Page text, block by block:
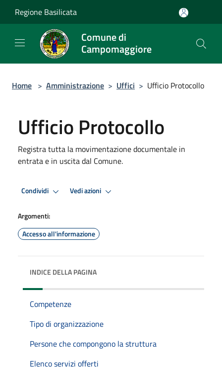
Regione Basilicata
Comune di
Campomaggiore
Home > Amministrazione > Uffici > Ufficio Protocollo
Ufficio Protocollo
Registra tutta la movimentazione documentale in
entrata e in uscita dal Comune.
Condividi Vedi azioni
Argomenti:
Accesso all'informazione
INDICE DELLA PAGINA
Competenze
Tipo di organizzazione
Persone che compongono la struttura
Elenco servizi offerti